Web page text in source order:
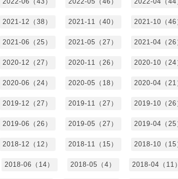
2021-12（38） 2021-11（40） 2021-10（46
2021-06（25） 2021-05（27） 2021-04（26
2020-12（27） 2020-11（26） 2020-10（24
2020-06（24） 2020-05（18） 2020-04（21
2019-12（27） 2019-11（27） 2019-10（26
2019-06（26） 2019-05（27） 2019-04（25
2018-12（12） 2018-11（15） 2018-10（15
2018-06（14） 2018-05（4） 2018-04（11